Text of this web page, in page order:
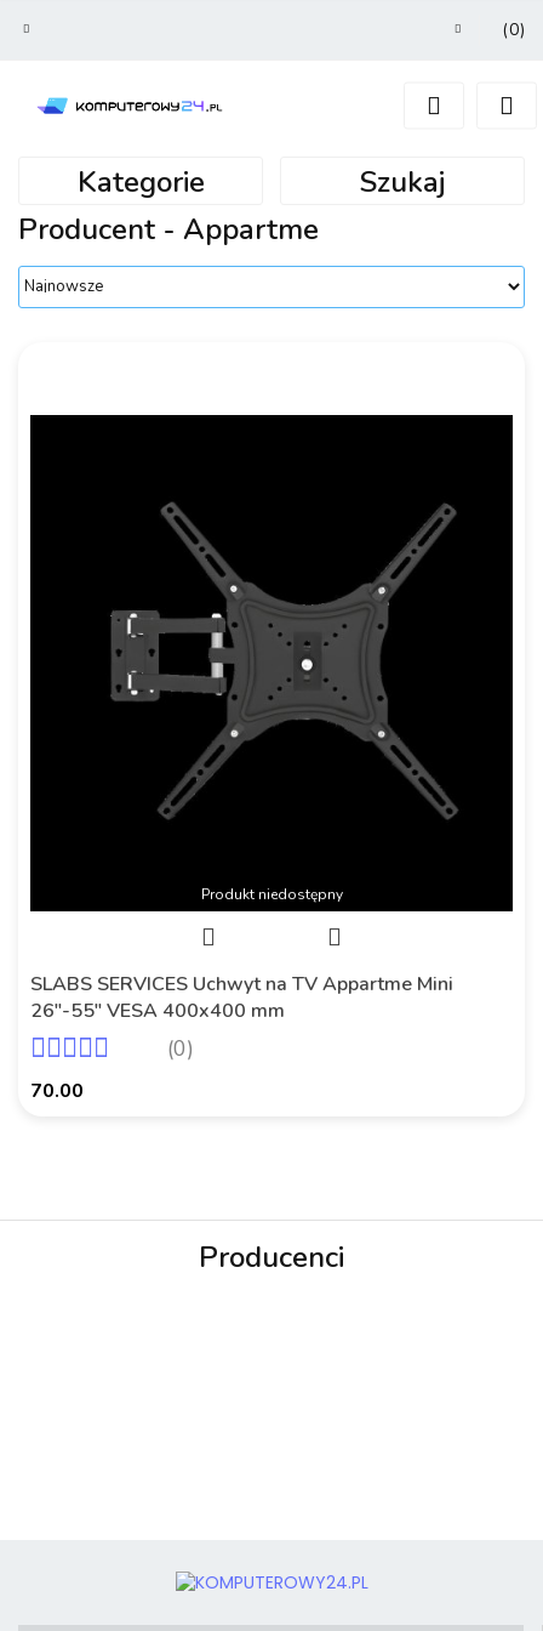
Zarejestruj się
(0)
Kategorie
Szukaj
Producent - Appartme
Produkt niedostępny
SLABS SERVICES Uchwyt na TV Appartme Mini
26"-55" VESA 400x400 mm
(0)
70.00
Producenci
3mk Protection